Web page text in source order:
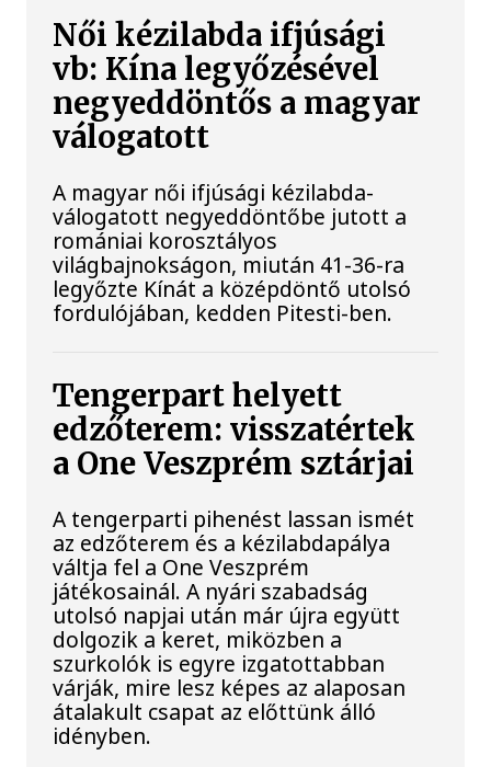
Női kézilabda ifjúsági
vb: Kína legyőzésével
negyeddöntős a magyar
válogatott
A magyar női ifjúsági kézilabda-
válogatott negyeddöntőbe jutott a
romániai korosztályos
világbajnokságon, miután 41-36-ra
legyőzte Kínát a középdöntő utolsó
fordulójában, kedden Pitesti-ben.
Tengerpart helyett
edzőterem: visszatértek
a One Veszprém sztárjai
A tengerparti pihenést lassan ismét
az edzőterem és a kézilabdapálya
váltja fel a One Veszprém
játékosainál. A nyári szabadság
utolsó napjai után már újra együtt
dolgozik a keret, miközben a
szurkolók is egyre izgatottabban
várják, mire lesz képes az alaposan
átalakult csapat az előttünk álló
idényben.